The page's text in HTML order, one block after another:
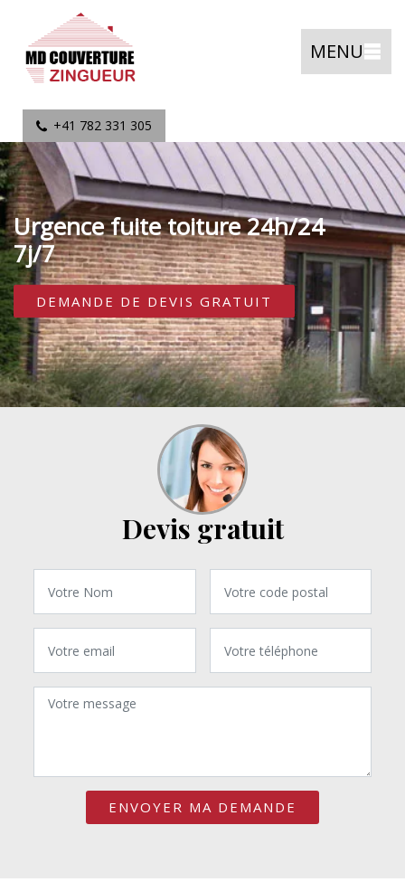
MENU
+41 782 331 305
Urgence fuite toiture 24h/24
7j/7
DEMANDE DE DEVIS GRATUIT
Devis gratuit